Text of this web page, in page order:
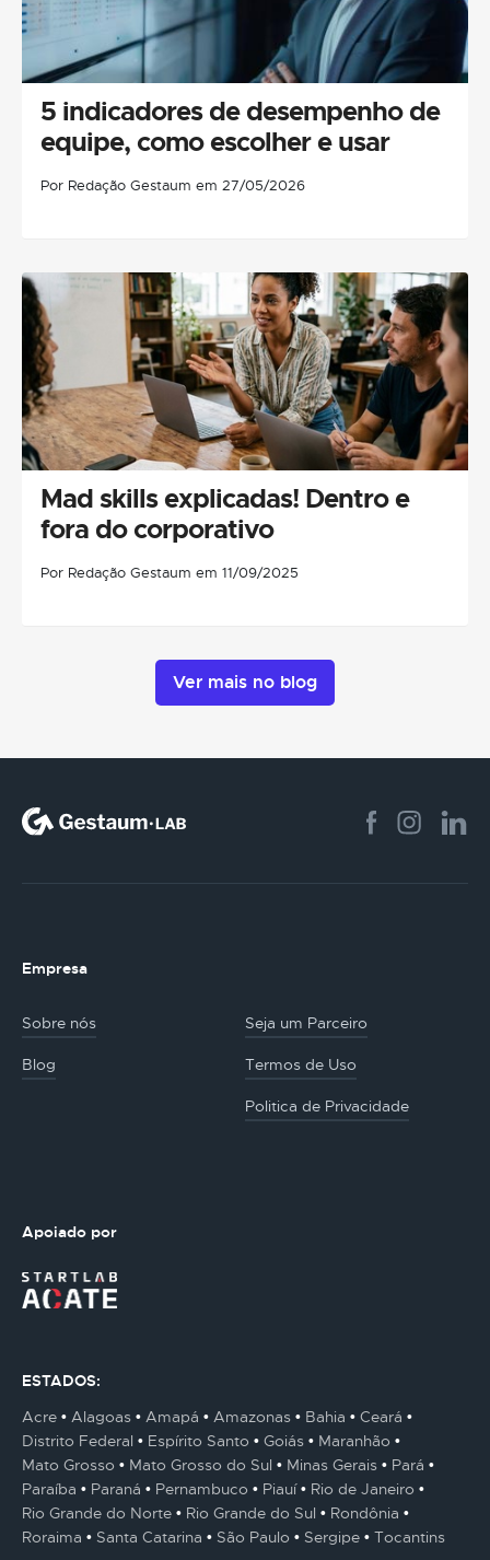
5 indicadores de desempenho de
equipe, como escolher e usar
Por Redação Gestaum em 27/05/2026
Mad skills explicadas! Dentro e
fora do corporativo
Por Redação Gestaum em 11/09/2025
Ver mais no blog
Empresa
Sobre nós Seja um Parceiro
Blog Termos de Uso
Politica de Privacidade
Apoiado por
ESTADOS:
Acre
Alagoas Amapá Amazonas Bahia
Ceará
Distrito Federal
Espírito Santo Goiás
Maranhão
Mato Grosso
Mato Grosso do Sul Minas Gerais
Pará
Paraíba
Paraná Pernambuco Piauí
Rio de Janeiro
Rio Grande do Norte
Rio Grande do Sul
Rondônia
Roraima
Santa Catarina São Paulo Sergipe Tocantins